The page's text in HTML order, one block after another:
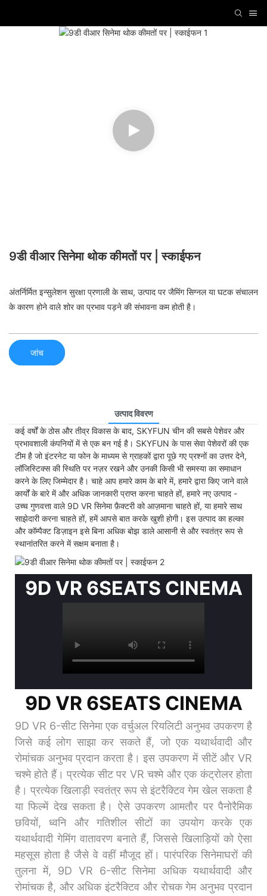
9डी वीआर सिनेमा थोक कीमतों पर | स्काईफन
अंतर्निर्मित इन्सुलेशन सुरक्षा प्रणाली के साथ, उत्पाद पर जैमिंग सिग्नल या घटक संचालन
के कारण होने वाले शोर का प्रभाव पड़ने की संभावना कम होती है।
जांच
उत्पाद विवरण
कई वर्षों के ठोस और तीव्र विकास के बाद, SKYFUN चीन की सबसे पेशेवर और
प्रभावशाली कंपनियों में से एक बन गई है। SKYFUN के पास सेवा पेशेवरों की एक
टीम है जो इंटरनेट या फोन के माध्यम से ग्राहकों द्वारा पूछे गए प्रश्नों का उत्तर देने,
लॉजिस्टिक्स की स्थिति पर नज़र रखने और उनकी किसी भी समस्या का समाधान
करने के लिए जिम्मेदार है। चाहे आप हमारे काम के बारे में, हमारे द्वारा किए जाने वाले
कार्यों के बारे में और अधिक जानकारी प्राप्त करना चाहते हों, हमारे नए उत्पाद -
उच्च गुणवत्ता वाले 9D VR सिनेमा फ़ैक्टरी को आज़माना चाहते हों, या हमारे साथ
साझेदारी करना चाहते हों, हमें आपसे बात करके खुशी होगी। इस उत्पाद का हल्का
और कॉम्पैक्ट डिज़ाइन इसे बिना अधिक बोझ डाले आसानी से और स्वतंत्र रूप से
स्थानांतरित करने में सक्षम बनाता है।
9D VR 6SEATS CINEMA
9D VR 6SEATS CINEMA
9D VR 6-सीट सिनेमा एक वर्चुअल रियलिटी अनुभव उपकरण है
जिसे कई लोग साझा कर सकते हैं, जो एक यथार्थवादी और
रोमांचक अनुभव प्रदान करता है। इस उपकरण में सीटें और VR
चश्मे होते हैं। प्रत्येक सीट पर VR चश्मे और एक कंट्रोलर होता
है। प्रत्येक खिलाड़ी स्वतंत्र रूप से इंटरैक्टिव गेम खेल सकता है
या फिल्में देख सकता है। ऐसे उपकरण आमतौर पर पैनोरैमिक
छवियों, ध्वनि और गतिशील सीटों का उपयोग करके एक
यथार्थवादी गेमिंग वातावरण बनाते हैं, जिससे खिलाड़ियों को ऐसा
महसूस होता है जैसे वे वहीं मौजूद हों। पारंपरिक सिनेमाघरों की
तुलना में, 9D VR 6-सीट सिनेमा अधिक यथार्थवादी और
रोमांचक है, और अधिक इंटरैक्टिव और रोचक गेम अनुभव प्रदान